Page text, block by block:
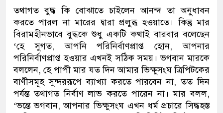
তথাগত বুদ্ধ কি বোঝাতে চাইলেন আনন্দ তা অনুধাবন
করতে পারল না মারের দ্বারা প্রলুব্ধ হওয়াতে। কিন্তু মার
বিরামহীনভাবে বুদ্ধকে শুধু একটি কথাই বারবার বলেছেন
‘হে সুগত, আপনি পরিনির্বাণপ্রাপ্ত হোন, আপনার
পরিনির্বাণপ্রাপ্ত হওয়ার এখনই সঠিক সময়। ভগবান মারকে
বললেন, হে পাপী মার যত দিন আমার ভিক্ষুসংঘ ত্রিপিটকের
বাণীসমূহ সুন্দররূপে ব্যাখ্যা করতে পারবেন না, তত দিন
পর্যন্ত তথাগত নির্বাণ লাভ করতে পারেন না। মার বলল,
‘ভন্তে ভগবান, আপনার ভিক্ষুসংঘ এখন ধর্ম প্রচারে সিদ্ধহস্ত